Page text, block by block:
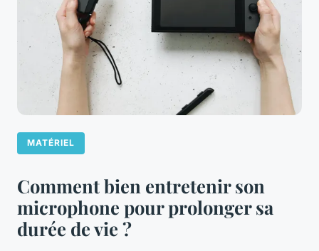
MATÉRIEL
Comment bien entretenir son
microphone pour prolonger sa
durée de vie ?